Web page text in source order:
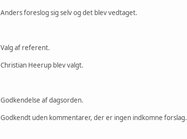
Anders foreslog sig selv og det blev vedtaget.
Valg af referent.
Christian Heerup blev valgt.
Godkendelse af dagsorden.
Godkendt uden kommentarer, der er ingen indkomne forslag.